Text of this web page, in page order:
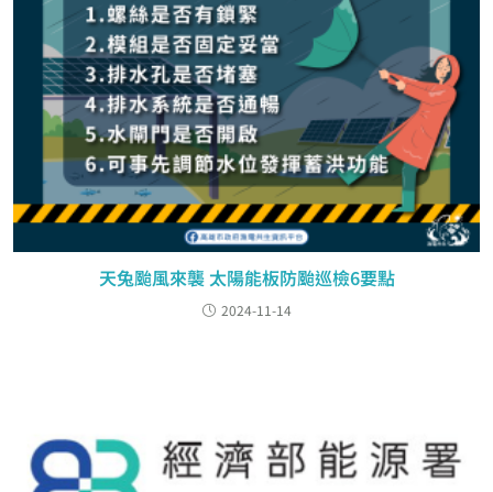
天兔颱風來襲 太陽能板防颱巡檢6要點
2024-11-14